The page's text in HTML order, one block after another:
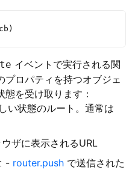
イベントで実行される関
プロパティを持つオブジェ
を受け取ります：
い状態のルート。通常は
ザに表示されるURL
- router.push で送信された